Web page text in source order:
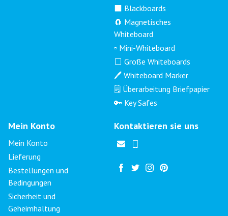
⬛ Blackboards
🧲 Magnetisches
Whiteboard
▫️ Mini-Whiteboard
⬜ Große Whiteboards
🖊️ Whiteboard Marker
🗒️ Überarbeitung Briefpapier
🔑 Key Safes
Mein Konto
Mein Konto
Lieferung
Bestellungen und
Bedingungen
Sicherheit und
Geheimhaltung
Kontaktieren sie uns